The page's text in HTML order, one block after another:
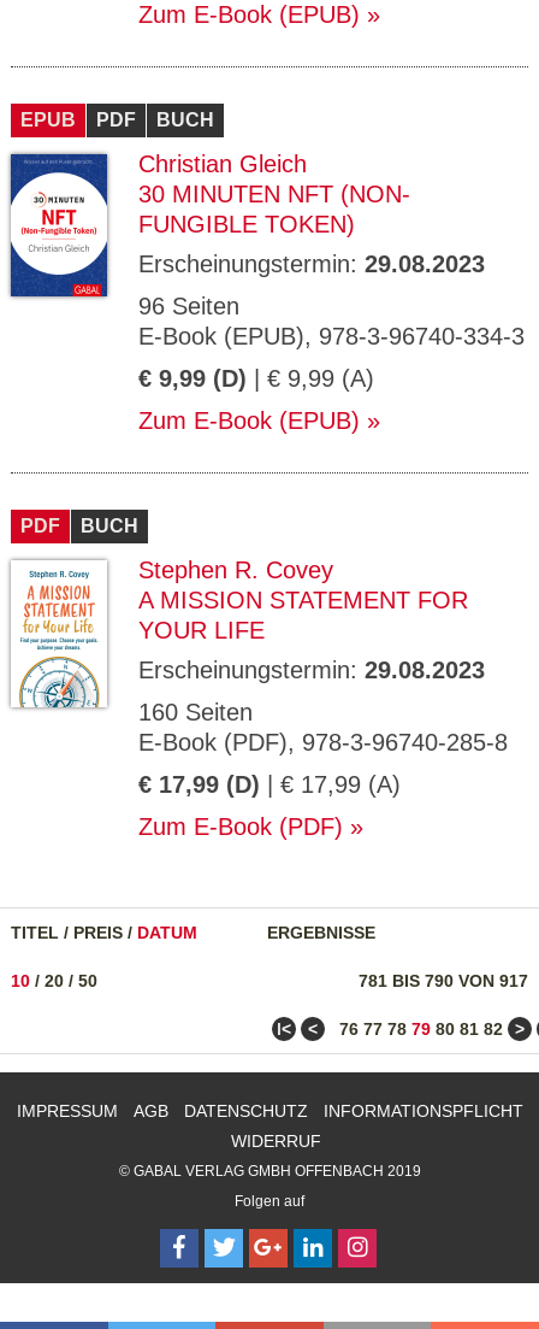
Zum E-Book (EPUB)
EPUB PDF BUCH
Christian Gleich
30 MINUTEN NFT (NON-
FUNGIBLE TOKEN)
Erscheinungstermin: 29.08.2023
96 Seiten
E-Book (EPUB), 978-3-96740-334-3
€ 9,99 (D) | € 9,99 (A)
Zum E-Book (EPUB)
PDF BUCH
Stephen R. Covey
A MISSION STATEMENT FOR
YOUR LIFE
Erscheinungstermin: 29.08.2023
160 Seiten
E-Book (PDF), 978-3-96740-285-8
€ 17,99 (D) | € 17,99 (A)
Zum E-Book (PDF)
TITEL / PREIS / DATUM ERGEBNISSE
781 BIS 790 VON 917
10 / 20 / 50
ǀ< < 76 77 78 79 80 81 82 >
IMPRESSUM AGB DATENSCHUTZ
INFORMATIONSPFLICHT
WIDERRUF
© GABAL VERLAG GMBH OFFENBACH 2019
Folgen auf